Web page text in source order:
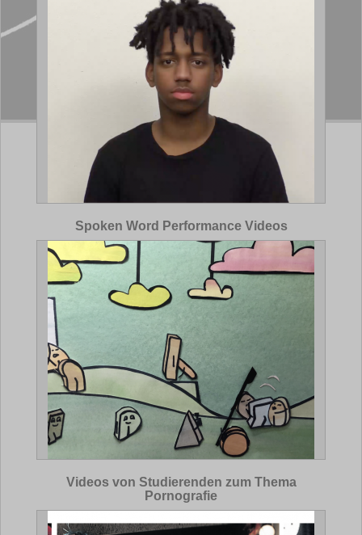
Spoken Word Performance Videos
Videos von Studierenden zum Thema
Pornografie